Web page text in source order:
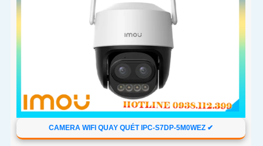
CAMERA WIFI QUAY QUÉT IPC-S7DP-5M0WEZ ✔